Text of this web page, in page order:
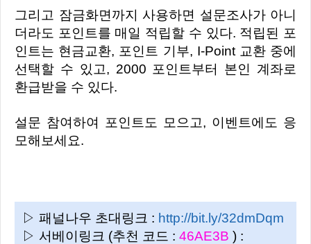
그리고 잠금화면까지 사용하면 설문조사가 아니
더라도 포인트를 매일 적립할 수 있다. 적립된 포
인트는 현금교환, 포인트 기부, I-Point 교환 중에
선택할 수 있고, 2000 포인트부터 본인 계좌로
환급받을 수 있다.
설문 참여하여 포인트도 모으고, 이벤트에도 응
모해보세요.
▷ 패널나우 초대링크 : http://bit.ly/32dmDqm
▷ 서베이링크 (추천 코드 : 46AE3B ) :